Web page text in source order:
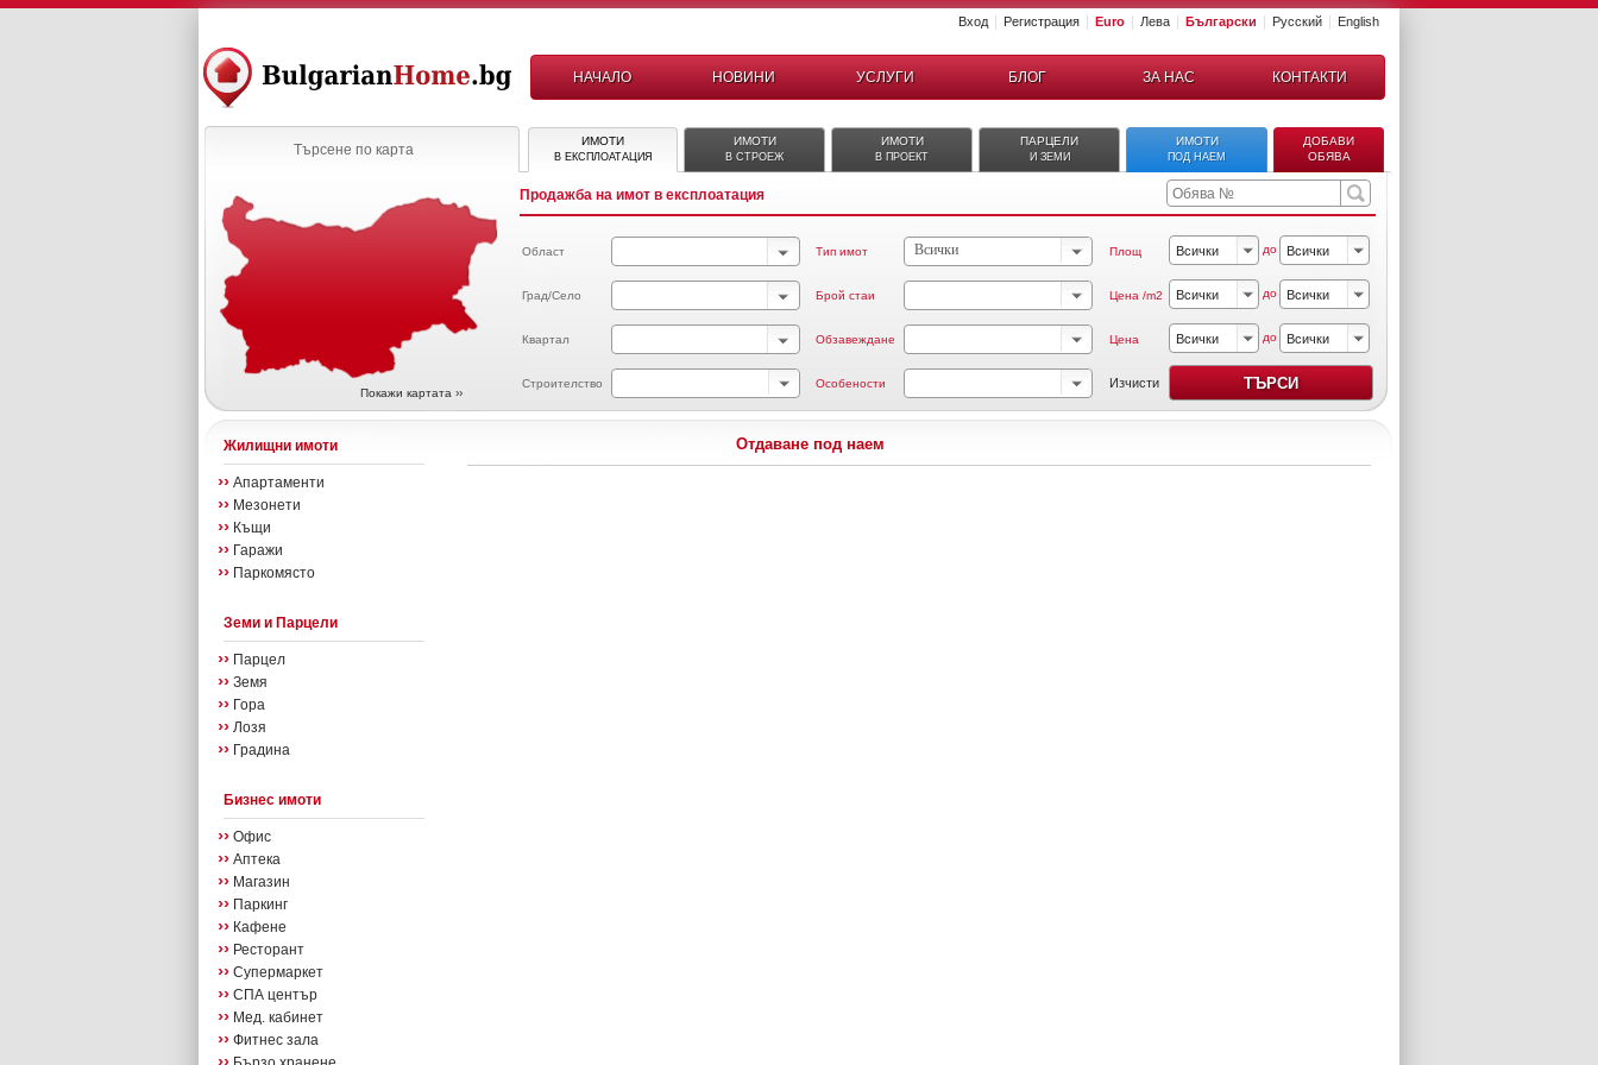
Вход Регистрация Euro Лева Български Русский English
НАЧАЛО НОВИНИ УСЛУГИ БЛОГ ЗА НАС КОНТАКТИ
Търсене по карта
Покажи картата ››
ИМОТИ
В ЕКСПЛОАТАЦИЯ
ИМОТИ
В СТРОЕЖ
ИМОТИ
В ПРОЕКТ
ПАРЦЕЛИ
И ЗЕМИ
ИМОТИ
ПОД НАЕМ
ДОБАВИ
ОБЯВА
Продажба на имот в експлоатация
Област Тип имот Всички Площ до
Град/Село Брой стаи Цена /m2 до
Квартал Обзавеждане Цена до
Строителство Особености Изчисти
Отдаване под наем
Жилищни имоти
›› Апартаменти
›› Мезонети
›› Къщи
›› Гаражи
›› Паркомясто
Земи и Парцели
›› Парцел
›› Земя
›› Гора
›› Лозя
›› Градина
Бизнес имоти
›› Офис
›› Аптека
›› Магазин
›› Паркинг
›› Кафене
›› Ресторант
›› Супермаркет
›› СПА център
›› Мед. кабинет
›› Фитнес зала